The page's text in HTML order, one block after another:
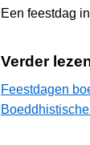
Een feestdag in
Verder
Feestdagen